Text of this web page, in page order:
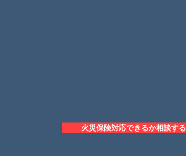
火災保険対応できるか相談する